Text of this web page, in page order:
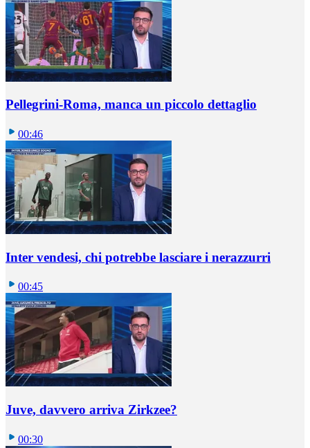
Pellegrini-Roma, manca un piccolo dettaglio
00:46
Inter vendesi, chi potrebbe lasciare i nerazzurri
00:45
Juve, davvero arriva Zirkzee?
00:30